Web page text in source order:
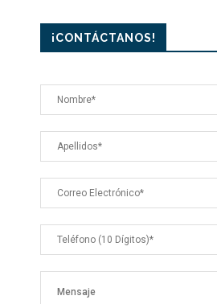
¡CONTÁCTANOS!